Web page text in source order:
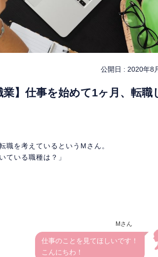
公開日 : 2020年8
】仕事を始めて1ヶ月、転職
職を考えているというMさん。
ている職種は？」
Mさん
仕事のことを見てほしいです！
こんにちわ！